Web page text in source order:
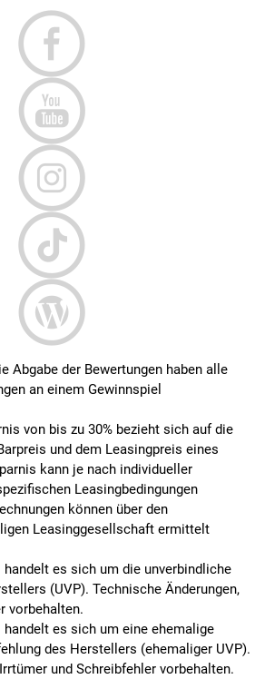
Abgabe der Bewertungen haben alle
an einem Gewinnspiel
von bis zu 30% bezieht sich auf die
und dem Leasingpreis eines
kann je nach individueller
Leasingbedingungen
können über den
Leasinggesellschaft ermittelt
es sich um die unverbindliche
(UVP). Technische Änderungen,
vorbehalten.
es sich um eine ehemalige
des Herstellers (ehemaliger UVP).
und Schreibfehler vorbehalten.